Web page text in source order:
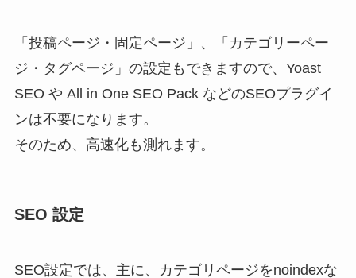
「投稿ページ・固定ページ」、「カテゴリーペー
ジ・タグページ」の設定もできますので、Yoast
SEO や All in One SEO Pack などのSEOプラグイ
ンは不要になります。
そのため、高速化も測れます。
SEO 設定
SEO設定では、主に、カテゴリページをnoindexな